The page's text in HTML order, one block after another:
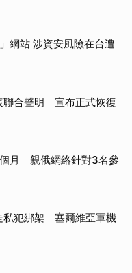
網站 涉資安風險在台遭
聯合聲明 宣布正式恢復
月 親俄網絡針對3名參
私犯綁架 塞爾維亞軍機